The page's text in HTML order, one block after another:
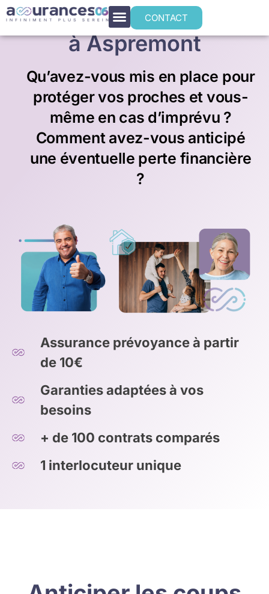
CONTACT
Prévoyance individuelle
à Aspremont
Qu’avez-vous mis en place pour
protéger vos proches et vous-
même en cas d’imprévu ?
Comment avez-vous anticipé
une éventuelle perte financière
?
Assurance prévoyance à partir
de 10€
Garanties adaptées à vos
besoins
+ de 100 contrats comparés
1 interlocuteur unique